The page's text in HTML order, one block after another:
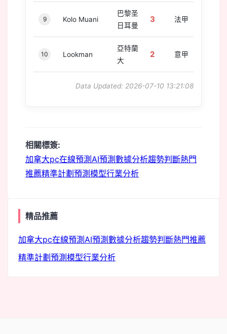
9 Kolo Muani
巴黎圣
日耳曼
3 法甲
10 Lookman
亞特蘭
大
2 意甲
Data Updated: 2026-07-10 13:21:08
相關標簽:
加拿大pc在線預測 AI預測 數據分析趨勢判斷熱門
推薦精準計劃 預測模型行業分析
精品推薦
加拿大pc在線預測 AI預測 數據分析趨勢判斷熱門推薦
精準計劃 預測模型行業分析